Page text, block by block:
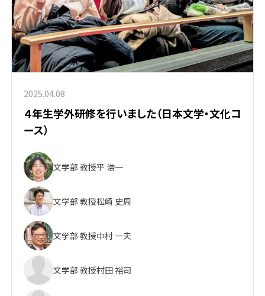
2025.04.08
４年生学外研修を行いました（日本文学・文化コ
ース）
文学部 教授平 浩一
文学部 教授松崎 史周
文学部 教授中村 一夫
文学部 教授村田 裕司